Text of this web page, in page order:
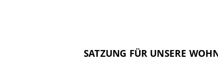
SATZUNG FÜR UNSERE